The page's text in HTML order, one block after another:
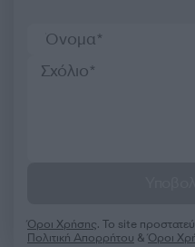
Όροι Χρήσης. Το site
Πολιτική Απορρήτου &Όροι